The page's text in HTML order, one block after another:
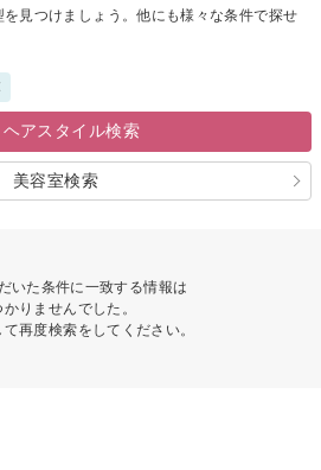
見つけましょう。他にも様々な条件で探せ
ヘアスタイル検索
美容室検索
いた条件に一致する情報は
かりませんでした。
再度検索をしてください。